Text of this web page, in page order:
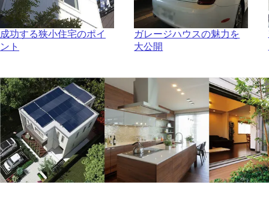
成功する狭小住宅のポイ
ント
ガレージハウスの魅力を
大公開